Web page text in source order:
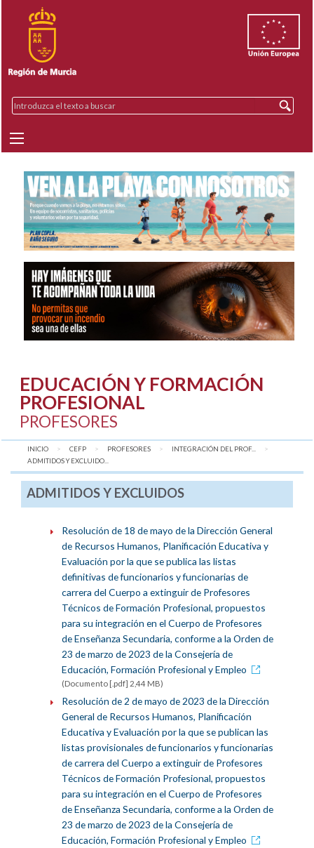
EDUCACIÓN Y FORMACIÓN
PROFESIONAL
PROFESORES
INICIO CEFP PROFESORES
INTEGRACIÓN DEL PROF...
AQUÍ:
ADMITIDOS Y EXCLUIDO...
ADMITIDOS Y EXCLUIDOS
Resolución de 18 de mayo de la Dirección General
de Recursos Humanos, Planificación Educativa y
Evaluación por la que se publica las listas
definitivas de funcionarios y funcionarias de
carrera del Cuerpo a extinguir de Profesores
Técnicos de Formación Profesional, propuestos
para su integración en el Cuerpo de Profesores
de Enseñanza Secundaria, conforme a la Orden de
23 de marzo de 2023 de la Consejería de
Educación, Formación Profesional y Empleo
(Documento [.pdf] 2,44 MB)
Resolución de 2 de mayo de 2023 de la Dirección
General de Recursos Humanos, Planificación
Educativa y Evaluación por la que se publican las
listas provisionales de funcionarios y funcionarias
de carrera del Cuerpo a extinguir de Profesores
Técnicos de Formación Profesional, propuestos
para su integración en el Cuerpo de Profesores
de Enseñanza Secundaria, conforme a la Orden de
23 de marzo de 2023 de la Consejería de
Educación, Formación Profesional y Empleo